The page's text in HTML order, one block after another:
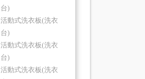
台)
活動式洗衣板(洗衣
台)
活動式洗衣板(洗衣
台)
活動式洗衣板(洗衣